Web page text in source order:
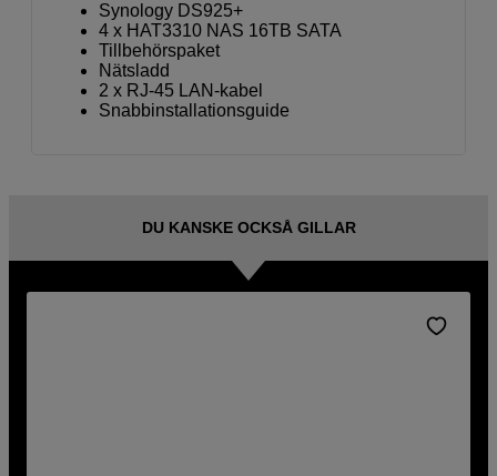
Synology DS925+
4 x HAT3310 NAS 16TB SATA
Tillbehörspaket
Nätsladd
2 x RJ-45 LAN-kabel
Snabbinstallationsguide
DU KANSKE OCKSÅ GILLAR